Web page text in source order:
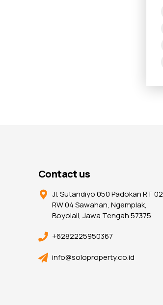
Contact us
Jl. Sutandiyo 050 Padokan RT 02
RW 04 Sawahan, Ngemplak,
Boyolali, Jawa Tengah 57375
+6282225950367
info@soloproperty.co.id